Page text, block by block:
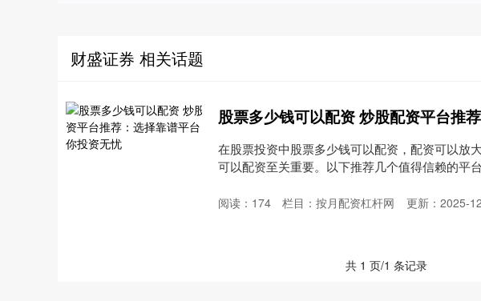
财盛证券 相关话题
在股票投资中股票多少钱可以配资，配资可以放
可以配资至关重要。以下推荐几个值得信赖的平
更新：2025-
阅读： 174 栏目： 按月配资杠杆网
共 1 页/1 条记录